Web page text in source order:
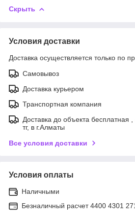
Скрыть
Условия доставки
Доставка осуществляется только по
Самовывоз
Доставка курьером
Транспортная компания
Доставка до объекта бесплатная
тг, в г.Алматы
Все условия доставки
Условия оплаты
Наличными
Безналичный расчет 4400 4301